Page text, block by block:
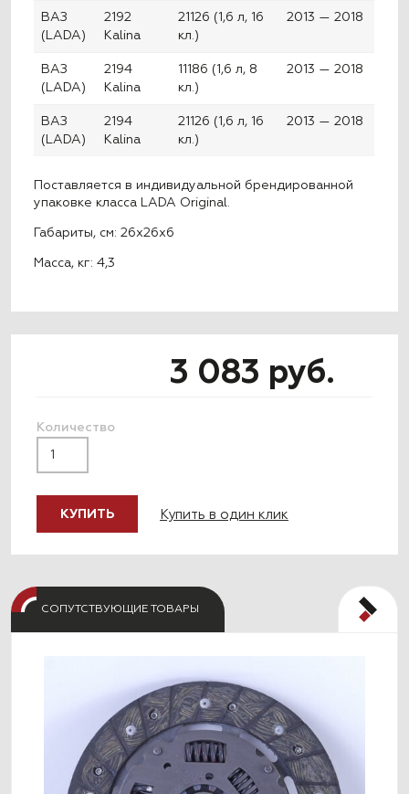
ВАЗ
(LADA)
2192
Kalina
21126 (1,6 л, 16
кл.)
2013 — 2018
ВАЗ
(LADA)
2194
Kalina
11186 (1,6 л, 8
кл.)
2013 — 2018
ВАЗ
(LADA)
2194
Kalina
21126 (1,6 л, 16
кл.)
2013 — 2018
Поставляется в индивидуальной брендированной
упаковке класса LADA Original.
Габариты, см: 26x26x6
Масса, кг: 4,3
3 083 руб.
Количество
КУПИТЬ Купить в один клик
СОПУТСТВУЮЩИЕ ТОВАРЫ